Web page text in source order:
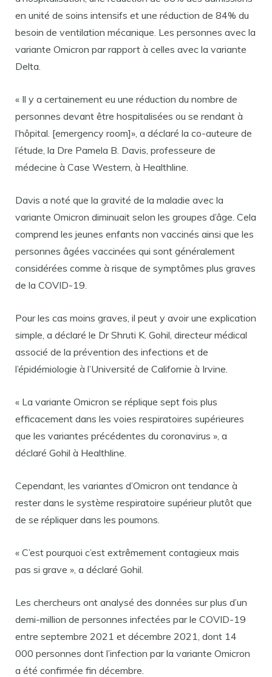
en unité de soins intensifs et une réduction de 84% du
besoin de ventilation mécanique. Les personnes avec la
variante Omicron par rapport à celles avec la variante
Delta.
« Il y a certainement eu une réduction du nombre de
personnes devant être hospitalisées ou se rendant à
l’hôpital. [emergency room]», a déclaré la co-auteure de
l’étude, la Dre Pamela B. Davis, professeure de
médecine à Case Western, à Healthline.
Davis a noté que la gravité de la maladie avec la
variante Omicron diminuait selon les groupes d’âge. Cela
comprend les jeunes enfants non vaccinés ainsi que les
personnes âgées vaccinées qui sont généralement
considérées comme à risque de symptômes plus graves
de la COVID-19.
Pour les cas moins graves, il peut y avoir une explication
simple, a déclaré le Dr Shruti K. Gohil, directeur médical
associé de la prévention des infections et de
l’épidémiologie à l’Université de Californie à Irvine.
« La variante Omicron se réplique sept fois plus
efficacement dans les voies respiratoires supérieures
que les variantes précédentes du coronavirus », a
déclaré Gohil à Healthline.
Cependant, les variantes d’Omicron ont tendance à
rester dans le système respiratoire supérieur plutôt que
de se répliquer dans les poumons.
« C’est pourquoi c’est extrêmement contagieux mais
pas si grave », a déclaré Gohil.
Les chercheurs ont analysé des données sur plus d’un
demi-million de personnes infectées par le COVID-19
entre septembre 2021 et décembre 2021, dont 14
000 personnes dont l’infection par la variante Omicron
a été confirmée fin décembre.